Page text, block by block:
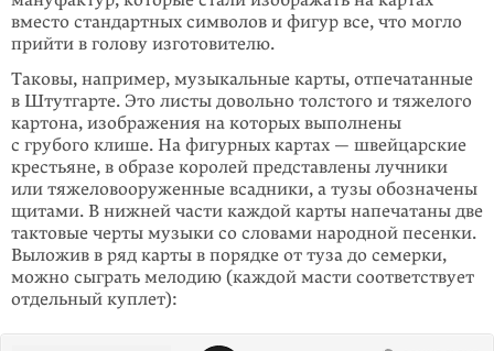
вместо стандартных символов и фигур все, что могло
прийти в голову изготовителю.
Таковы, например, музыкальные карты, отпечатанные
в Штутгарте. Это листы довольно толстого и тяжелого
картона, изображения на которых выполнены
с грубого клише. На фигурных картах — швейцарские
крестьяне, в образе королей представлены лучники
или тяжеловоору­женные всадники, а тузы обозначены
щитами. В нижней части каждой карты напечатаны две
тактовые черты музыки со словами народной песенки.
Выложив в ряд карты в порядке от туза до семерки,
можно сыграть мелодию (каждой масти соответствует
отдельный куплет):